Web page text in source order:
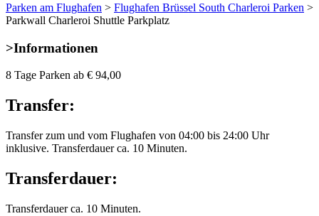
Parken am Flughafen > Flughafen Brüssel South Charleroi Parken >
Parkwall Charleroi Shuttle Parkplatz
>Informationen
8 Tage Parken ab € 94,00
Transfer:
Transfer zum und vom Flughafen von 04:00 bis 24:00 Uhr
inklusive. Transferdauer ca. 10 Minuten.
Transferdauer:
Transferdauer ca. 10 Minuten.